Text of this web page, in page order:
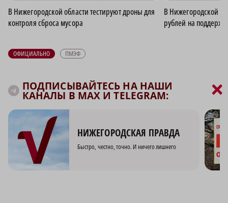
В Нижегородской области тестируют дроны для
контроля сброса мусора
В Нижегородской
рублей на
ОФИЦИАЛЬНО ПМЭФ
ПОДПИСЫВАЙТЕСЬ НА НАШИ
КАНАЛЫ В MAX И TELEGRAM:
НИЖЕГОРОДСКАЯ ПРАВДА
Быстро, честно, точно. И ничего лишнего
×